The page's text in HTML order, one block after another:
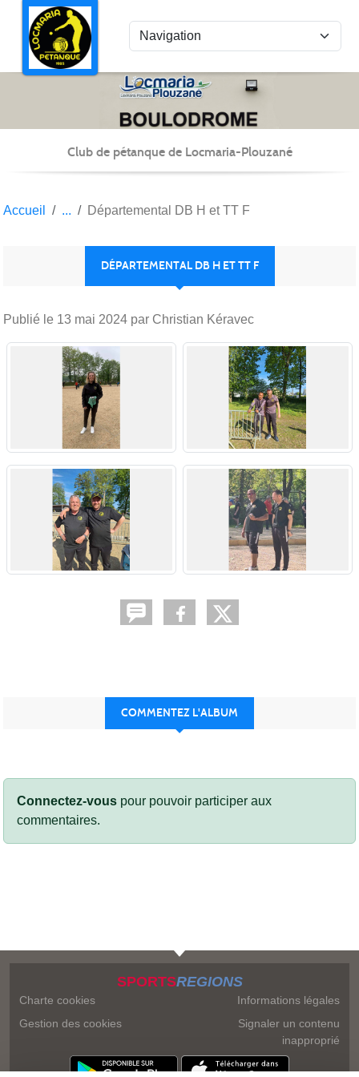
Club de pétanque de Locmaria-Plouzané
Accueil Départemental DB H et TT F
DÉPARTEMENTAL DB H ET TT F
Publié le 13 mai 2024 par Christian Kéravec
COMMENTEZ L'ALBUM
Connectez-vous pour pouvoir participer aux
commentaires.
SPORTSREGIONS
Charte cookies
Gestion des cookies
Informations légales
Signaler un contenu
inapproprié
Panneau de gestion des cookies